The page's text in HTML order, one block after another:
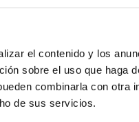
el contenido y los
sobre el uso que haga
combinarla con otra
de sus servicios.